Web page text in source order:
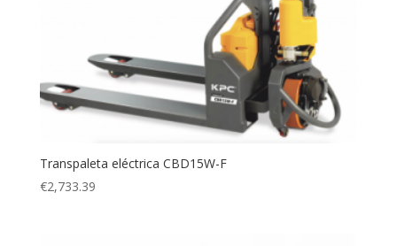
Transpaleta eléctrica CBD15W-F
€2,733.39